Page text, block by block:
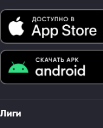
Лиги